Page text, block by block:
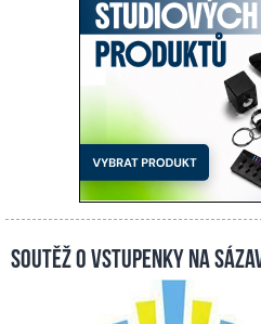
Soutěž o vstupenky na